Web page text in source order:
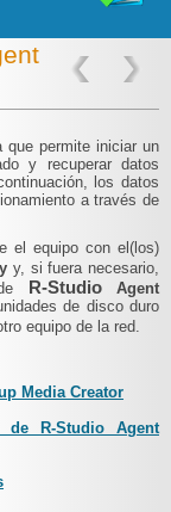
que permite iniciar un
y recuperar datos
los datos
a través de
el equipo con el(los)
y, si fuera necesario,
R-Studio Agent
de disco duro
equipo de la red.
Media Creator
R-Studio Agent